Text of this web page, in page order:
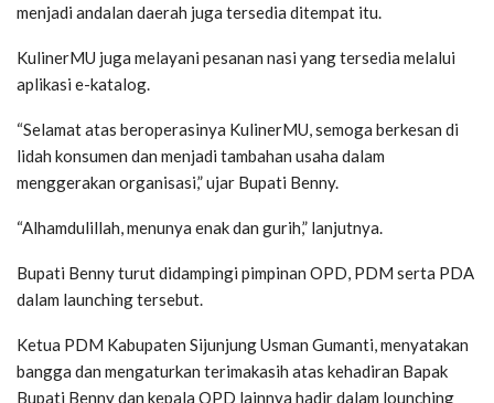
menjadi andalan daerah juga tersedia ditempat itu.
KulinerMU juga melayani pesanan nasi yang tersedia melalui
aplikasi e-katalog.
“Selamat atas beroperasinya KulinerMU, semoga berkesan di
lidah konsumen dan menjadi tambahan usaha dalam
menggerakan organisasi,” ujar Bupati Benny.
“Alhamdulillah, menunya enak dan gurih,” lanjutnya.
Bupati Benny turut didampingi pimpinan OPD, PDM serta PDA
dalam launching tersebut.
Ketua PDM Kabupaten Sijunjung Usman Gumanti, menyatakan
bangga dan mengaturkan terimakasih atas kehadiran Bapak
Bupati Benny dan kepala OPD lainnya hadir dalam lounching